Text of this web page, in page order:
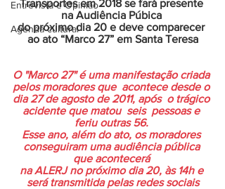
Entrevista e Opiniao
Agenda cultural
Transportes em 2018 se fará presente
na Audiência Púbica
do próximo dia 20 e deve comparecer
ao ato “Marco 27” em Santa Teresa
O "Marco 27" é uma manifestação criada
pelos moradores que  acontece desde o
dia 27 de agosto de 2011, após  o trágico
acidente que matou  seis  pessoas e
feriu outras 56.
Esse ano, além do ato, os moradores
conseguiram uma audiência pública
que acontecerá
na ALERJ no próximo dia 20, às 14h e
será transmitida pelas redes sociais